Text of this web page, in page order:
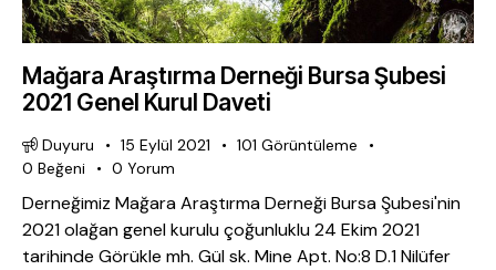
Mağara Araştırma Derneği Bursa Şubesi
2021 Genel Kurul Daveti
Duyuru 15 Eylül 2021 101 Görüntüleme
0 Beğeni 0 Yorum
Derneğimiz Mağara Araştırma Derneği Bursa Şubesi'nin
2021 olağan genel kurulu çoğunluklu 24 Ekim 2021
tarihinde Görükle mh. Gül sk. Mine Apt. No:8 D.1 Nilüfer